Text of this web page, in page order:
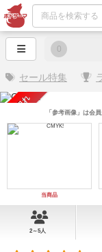
0
セール特集
売り切れ
当商品
「参考画像」は会
2～5人